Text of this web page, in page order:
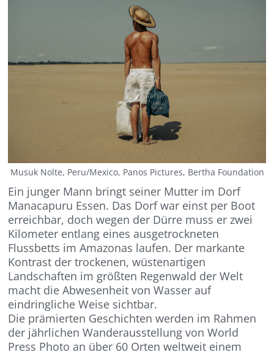
Musuk Nolte, Peru/Mexico, Panos Pictures, Bertha Foundation
Ein junger Mann bringt seiner Mutter im Dorf
Manacapuru Essen. Das Dorf war einst per Boot
erreichbar, doch wegen der Dürre muss er zwei
Kilometer entlang eines ausgetrockneten
Flussbetts im Amazonas laufen. Der markante
Kontrast der trockenen, wüstenartigen
Landschaften im größten Regenwald der Welt
macht die Abwesenheit von Wasser auf
eindringliche Weise sichtbar.
Die prämierten Geschichten werden im Rahmen
der jährlichen Wanderausstellung von World
Press Photo an über 60 Orten weltweit einem